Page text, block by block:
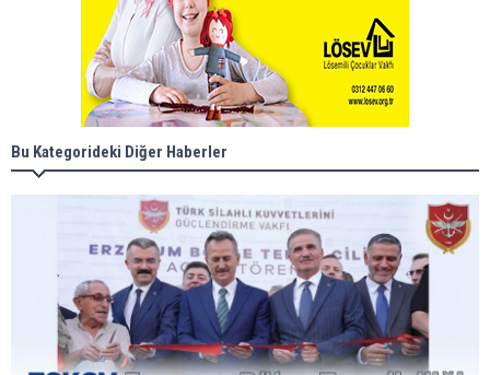
Bu Kategorideki Diğer Haberler